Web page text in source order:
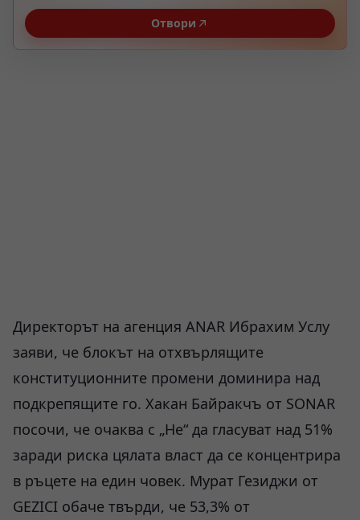
Отвори
Директорът на агенция ANAR Ибрахим Услу
заяви, че блокът на отхвърлящите
конституционните промени доминира над
подкрепящите го. Хакан Байракчъ от SONAR
посочи, че очаква с „Не“ да гласуват над 51%
заради риска цялата власт да се концентрира
в ръцете на един човек. Мурат Гезиджи от
GEZICI обаче твърди, че 53,3% от